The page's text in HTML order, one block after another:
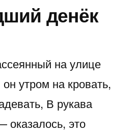
денёк
на улице
утром на кровать,
В рукава
оказалось, это